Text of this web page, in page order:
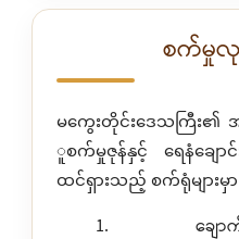
စက်မှုလုပ်
မကွေးတိုင်းဒေသကြီး၏ အ
စက်မှုဇုန်နှင့် ရေနံချော
ထင်ရှားသည့် စက်ရုံများမှ
ချေ